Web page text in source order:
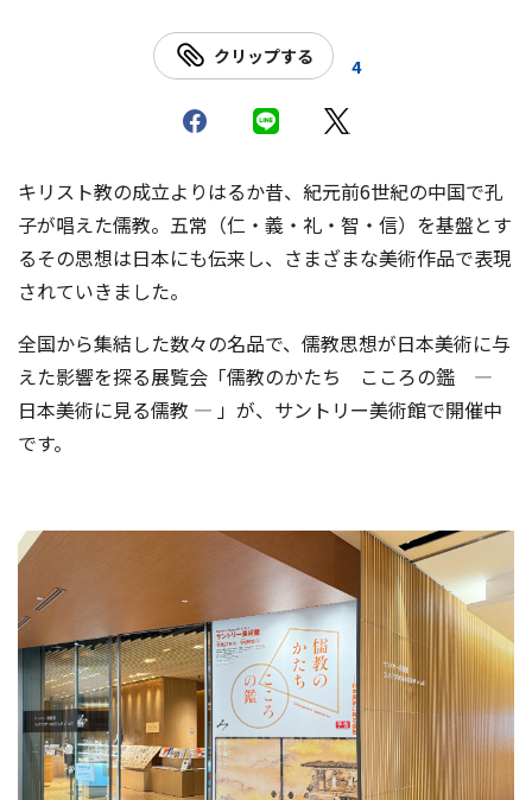
クリップする 4
キリスト教の成立よりはるか昔、紀元前6世紀の中国で孔
子が唱えた儒教。五常（仁・義・礼・智・信）を基盤とす
るその思想は日本にも伝来し、さまざまな美術作品で表現
されていきました。
全国から集結した数々の名品で、儒教思想が日本美術に与
えた影響を探る展覧会「儒教のかたち こころの鑑 ―
日本美術に見る儒教 ― 」が、サントリー美術館で開催中
です。